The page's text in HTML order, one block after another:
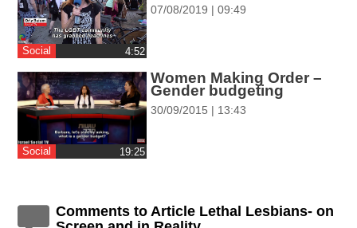
Social ‎4:52
07/08/2019 | 09:49
Social ‎19:25
Women Making Order –
Gender budgeting
30/09/2015 | 13:43
Comments to Article Lethal Lesbians- on